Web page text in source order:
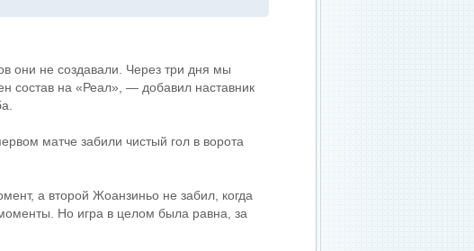
они не создавали. Через три дня мы
состав на «Реал», — добавил наставник
матче забили чистый гол в ворота
а второй Жоанзиньо не забил, когда
Но игра в целом была равна, за